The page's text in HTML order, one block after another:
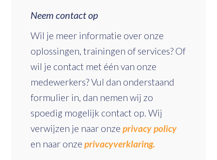
Neem contact op
Wil je meer informatie over onze
oplossingen, trainingen of services? Of
wil je contact met één van onze
medewerkers? Vul dan onderstaand
formulier in, dan nemen wij zo
spoedig mogelijk contact op. Wij
verwijzen je naar onze privacy policy
en naar onze privacyverklaring.